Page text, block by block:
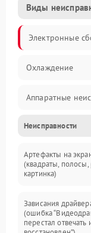
Виды
Электронные
Охлаждение
Аппаратные
Перегрев и
Видео
Интерфейсные
Неисправности
Артефакты на
(квадраты, полосы,
картинка)
Зависания
(ошибка
перестал отвечать